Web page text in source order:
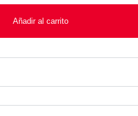
Añadir al carrito